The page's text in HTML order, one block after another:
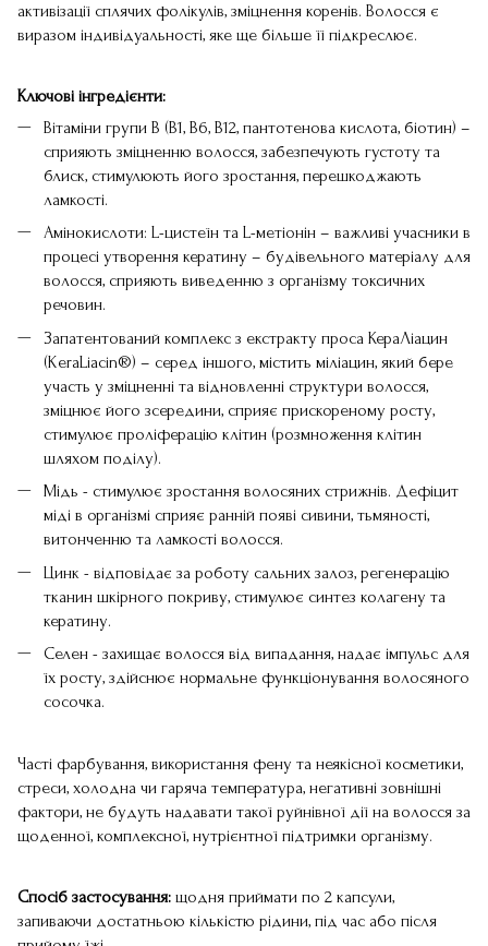
активізації сплячих фолікулів, зміцнення коренів. Волосся є
виразом індивідуальності, яке ще більше її підкреслює.
Ключові інгредієнти:
Вітаміни групи В (В1, В6, В12, пантотенова кислота, біотин) –
сприяють зміцненню волосся, забезпечують густоту та
блиск, стимулюють його зростання, перешкоджають
ламкості.
Амінокислоти: L-цистеїн та L-метіонін – важливі учасники в
процесі утворення кератину – будівельного матеріалу для
волосся, сприяють виведенню з організму токсичних
речовин.
Запатентований комплекс з екстракту проса КераЛіацин
(KeraLiacin®) – серед іншого, містить міліацин, який бере
участь у зміцненні та відновленні структури волосся,
зміцнює його зсередини, сприяє прискореному росту,
стимулює проліферацію клітин (розмноження клітин
шляхом поділу).
Мідь - стимулює зростання волосяних стрижнів. Дефіцит
міді в організмі сприяє ранній появі сивини, тьмяності,
витонченню та ламкості волосся.
Цинк - відповідає за роботу сальних залоз, регенерацію
тканин шкірного покриву, стимулює синтез колагену та
кератину.
Селен - захищає волосся від випадання, надає імпульс для
їх росту, здійснює нормальне функціонування волосяного
сосочка.
Часті фарбування, використання фену та неякісної косметики,
стреси, холодна чи гаряча температура, негативні зовнішні
фактори, не будуть надавати такої руйнівної дії на волосся за
щоденної, комплексної, нутрієнтної підтримки організму.
Спосіб застосування: щодня приймати по 2 капсули,
запиваючи достатньою кількістю рідини, під час або після